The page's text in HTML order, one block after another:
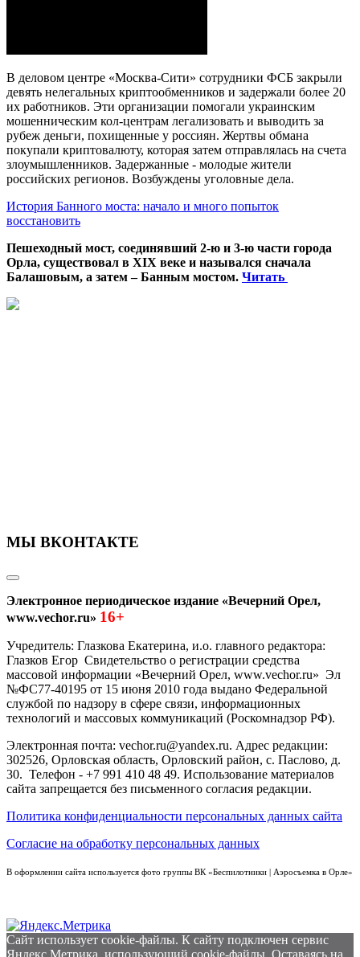
В деловом центре «Москва-Сити» сотрудники ФСБ закрыли
девять нелегальных криптообменников и задержали более 20
их работников. Эти организации помогали украинским
мошенническим кол-центрам легализовать и выводить за
рубеж деньги, похищенные у россиян. Жертвы обмана
покупали криптовалюту, которая затем отправлялась на счета
злоумышленников. Задержанные - молодые жители
российских регионов. Возбуждены уголовные дела.
История Банного моста: начало и много попыток
восстановить
Пешеходный мост, соединявший 2-ю и 3-ю части города
Орла, существовал в XIX веке и назывался сначала
Балашовым, а затем – Банным мостом. Читать
МЫ ВКОНТАКТЕ
Электронное периодическое издание «Вечерний Орел,
www.vechor.ru» 16+
Учредитель: Глазкова Екатерина, и.о. главного редактора:
Глазков Егор Свидетельство о регистрации средства
массовой информации «Вечерний Орел, www.vechor.ru» Эл
№ФС77-40195 от 15 июня 2010 года выдано Федеральной
службой по надзору в сфере связи, информационных
технологий и массовых коммуникаций (Роскомнадзор РФ).
Электронная почта: vechor.ru@yandex.ru. Адрес редакции:
302526, Орловская область, Орловский район, с. Паслово, д.
30. Телефон - +7 991 410 48 49. Использование материалов
сайта запрещается без письменного согласия редакции.
Политика конфиденциальности персональных данных сайта
Согласие на обработку персональных данных
В оформлении сайта используется фото группы ВК «Беспилотники | Аэросъемка в Орле»
Сайт использует cookie-файлы. К cайту подключен сервис
Яндекс.Метрика, использующий cookie-файлы. Оставаясь на